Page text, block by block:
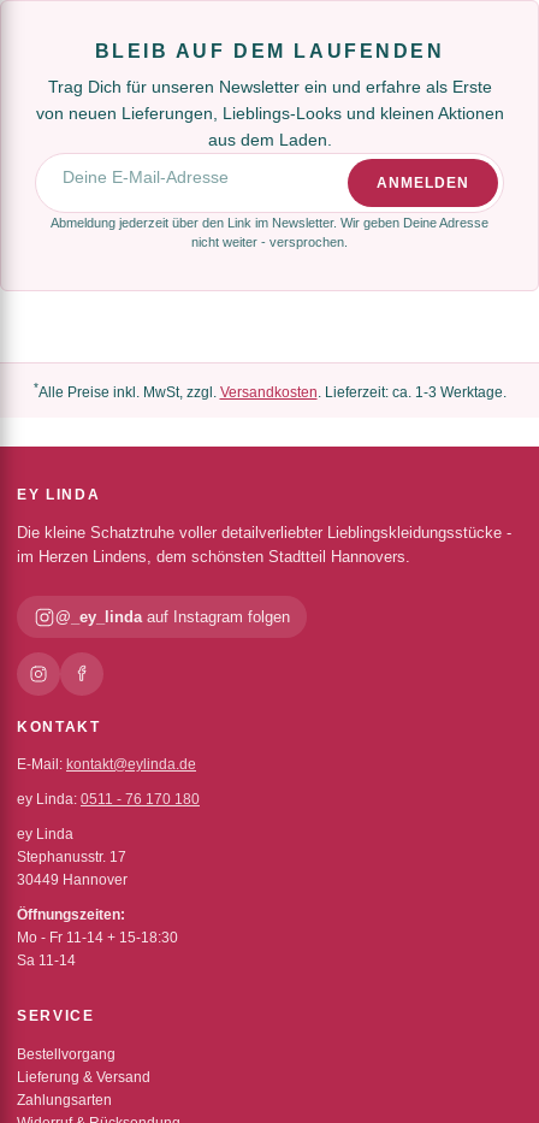
BLEIB AUF DEM LAUFENDEN
Trag Dich für unseren Newsletter ein und erfahre als Erste
von neuen Lieferungen, Lieblings-Looks und kleinen Aktionen
aus dem Laden.
E-Mail-Adresse
ANMELDEN
Abmeldung jederzeit über den Link im Newsletter. Wir geben Deine Adresse
nicht weiter - versprochen.
*Alle Preise inkl. MwSt, zzgl. Versandkosten. Lieferzeit: ca. 1-3 Werktage.
EY LINDA
Die kleine Schatztruhe voller detailverliebter Lieblingskleidungsstücke -
im Herzen Lindens, dem schönsten Stadtteil Hannovers.
@_ey_lindaauf Instagram folgen
KONTAKT
E-Mail: kontakt@eylinda.de
ey Linda: 0511 - 76 170 180
ey Linda
Stephanusstr. 17
30449 Hannover
Öffnungszeiten:
Mo - Fr 11-14 + 15-18:30
Sa 11-14
SERVICE
Bestellvorgang
Lieferung & Versand
Zahlungsarten